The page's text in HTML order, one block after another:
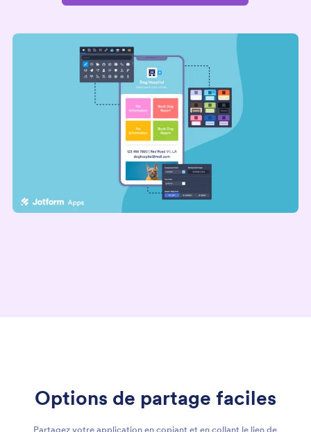
Options de partage faciles
Partagez votre application en copiant et en collant le lien de